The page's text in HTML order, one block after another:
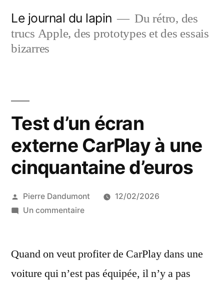
contenu
Le journal du lapin
Du rétro, des
trucs Apple, des prototypes et des essais
bizarres
Test d’un écran
externe CarPlay à une
cinquantaine d’euros
Publié
par
Pierre Dandumont
12/02/2026
Un commentairesur
écran
CarPlay
Quand on veut profiter de CarPlay dans une
voiture qui n’est pas équipée, il n’y a pas